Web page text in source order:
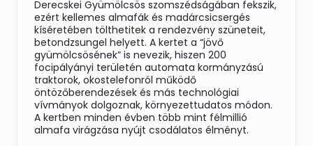
Derecskei Gyümölcsös szomszédságában fekszik,
ezért kellemes almafák és madárcsicsergés
kíséretében tölthetitek a rendezvény szüneteit,
betondzsungel helyett. A kertet a “jövő
gyümölcsösének” is nevezik, hiszen 200
focipályányi területén automata kormányzású
traktorok, okostelefonról működő
öntözőberendezések és más technológiai
vívmányok dolgoznak, környezettudatos módon.
A kertben minden évben több mint félmillió
almafa virágzása nyújt csodálatos élményt.